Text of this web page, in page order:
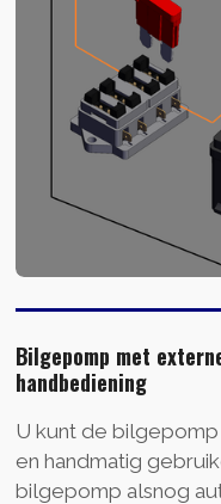
Bilgepomp met
handbediening
U kunt de
en handmatig
bilgepomp alsnog